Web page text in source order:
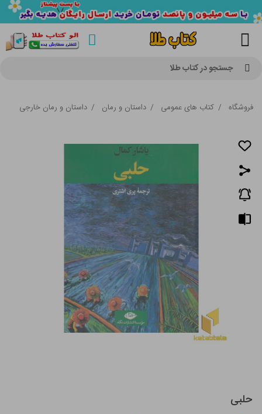
جستجو در کتاب طلا
فروشگاه / کتاب های عمومی / داستان و رمان / داستان و رمان خارجی
حلبی